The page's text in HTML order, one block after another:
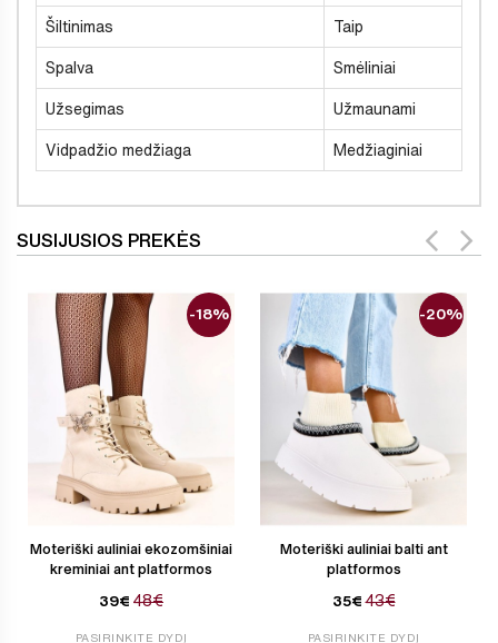
Šiltinimas Taip
Spalva Smėliniai
Užsegimas Užmaunami
Vidpadžio medžiaga Medžiaginiai
SUSIJUSIOS PREKĖS
Moteriški auliniai ekozomšiniai
kreminiai ant platformos
39€ 48€
-18%
PASIRINKITE DYDĮ
Moteriški auliniai balti ant
platformos
35€ 43€
-20%
PASIRINKITE DYDĮ